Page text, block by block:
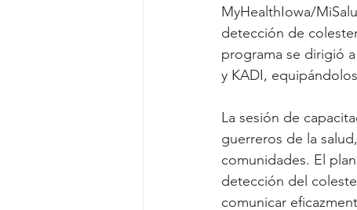
MyHealthIowa/
detección de
programa se dirigió
y KADI,
La sesión de
guerreros de la
comunidades. El
detección del
comunicar